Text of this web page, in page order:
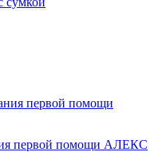
первой помощи АЛЕКС